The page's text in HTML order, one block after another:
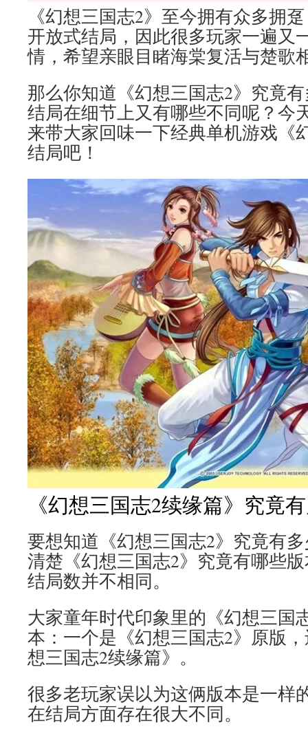
《幻想三国志2》至今拥有众多拥
开放式结局，因此很多玩家一遍又
情，希望亲眼目睹海棠复活与楚歌
那么你知道《幻想三国志2》究竟
结局在细节上又有哪些不同呢？今
来带大家回味一下经典单机游戏《
结局吧！
《幻想三国志2续缘篇》究竟
要想知道《幻想三国志2》究竟有
清楚《幻想三国志2》究竟有哪些
结局数并不相同。
大家童年时代印象里的《幻想三国
本：一个是《幻想三国志2》原版
想三国志2续缘篇》。
很多老玩家误以为这俩版本是一样
在结局方面存在很大不同。